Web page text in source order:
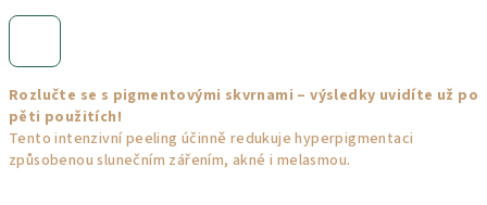
Rozlučte se s pigmentovými skvrnami – výsledky uvidíte už po
pěti použitích!
Tento intenzivní peeling účinně redukuje hyperpigmentaci
způsobenou slunečním zářením, akné i melasmou.